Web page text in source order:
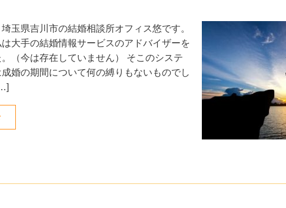
玉県吉川市の結婚相談所オフィス悠です。
は大手の結婚情報サービスのアドバイザーを
。（今は存在していません） そこのシステ
成婚の期間について何の縛りもないものでし